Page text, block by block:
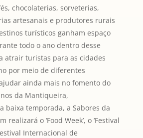
chocolaterias, sorveterias,
artesanais e produtores rurais
turísticos ganham espaço
todo o ano dentro desse
atrair turistas para as cidades
por meio de diferentes
ainda mais no fomento do
da Mantiqueira,
baixa temporada, a Sabores da
realizará o ‘Food Week’, o ‘Festival
Internacional de